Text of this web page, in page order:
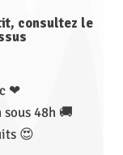
consultez le
❤
48h 🚚
😍